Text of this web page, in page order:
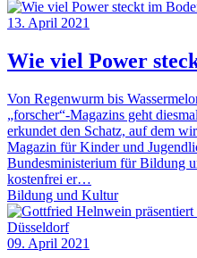
13. April 2021
Wie viel Power
Von Regenwurm bis
„forscher“-Magazins geht
erkundet den Schatz, auf dem
Magazin für Kinder und
Bundesministerium für Bildung
kostenfrei er…
Bildung und Kultur
09. April 2021